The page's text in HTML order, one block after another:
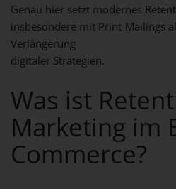
Genau hier setzt modernes
insbesondere mit Print-Mailings
Verlängerung
digitaler Strategien.
Was ist
Marketing im
Commerce?